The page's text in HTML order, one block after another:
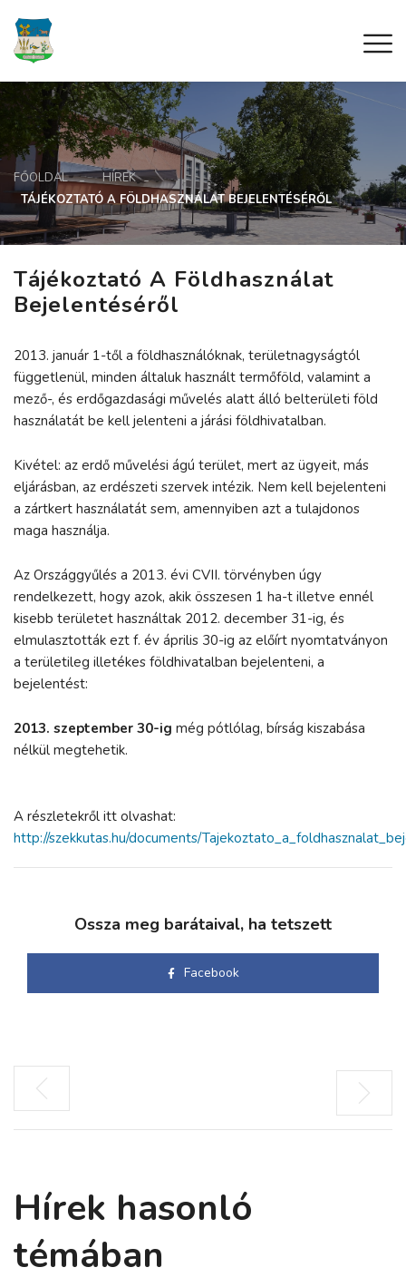
FŐOLDAL
HÍREK
TÁJÉKOZTATÓ A FÖLDHASZNÁLAT BEJELENTÉSÉRŐL
Tájékoztató A Földhasználat
Bejelentéséről
2013. január 1-től a földhasználóknak, területnagyságtól
függetlenül, minden általuk használt termőföld, valamint a
mező-, és erdőgazdasági művelés alatt álló belterületi föld
használatát be kell jelenteni a járási földhivatalban.
Kivétel: az erdő művelési ágú terület, mert az ügyeit, más
eljárásban, az erdészeti szervek intézik. Nem kell bejelenteni
a zártkert használatát sem, amennyiben azt a tulajdonos
maga használja.
Az Országgyűlés a 2013. évi CVII. törvényben úgy
rendelkezett, hogy azok, akik összesen 1 ha-t illetve ennél
kisebb területet használtak 2012. december 31-ig, és
elmulasztották ezt f. év április 30-ig az előírt nyomtatványon
a területileg illetékes földhivatalban bejelenteni, a
bejelentést:
2013. szeptember 30-ig még pótlólag, bírság kiszabása
nélkül megtehetik.
A részletekről itt olvashat:
http://szekkutas.hu/documents/
Ossza meg barátaival, ha tetszett
Facebook
Hírek hasonló
témában